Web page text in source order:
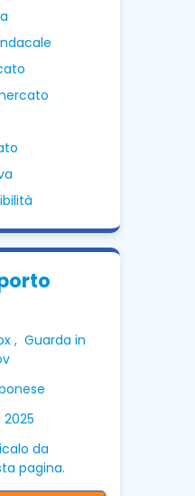
, Guarda in
da
pagina.